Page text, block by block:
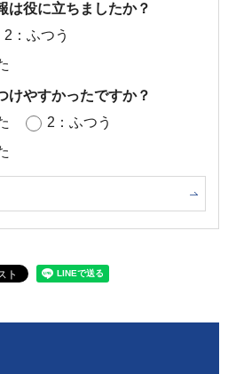
は役に立ちましたか？
2：ふつう
けやすかったですか？
2：ふつう